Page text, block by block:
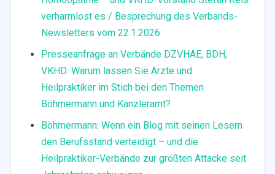
verharmlost es / Besprechung des Verbands-
Newsletters vom 22.1.2026
Presseanfrage an Verbände DZVHAE, BDH,
VKHD: Warum lassen Sie Ärzte und
Heilpraktiker im Stich bei den Themen
Böhmermann und Kanzleramt?
Böhmermann: Wenn ein Blog mit seinen Lesern
den Berufsstand verteidigt – und die
Heilpraktiker-Verbände zur größten Attacke seit